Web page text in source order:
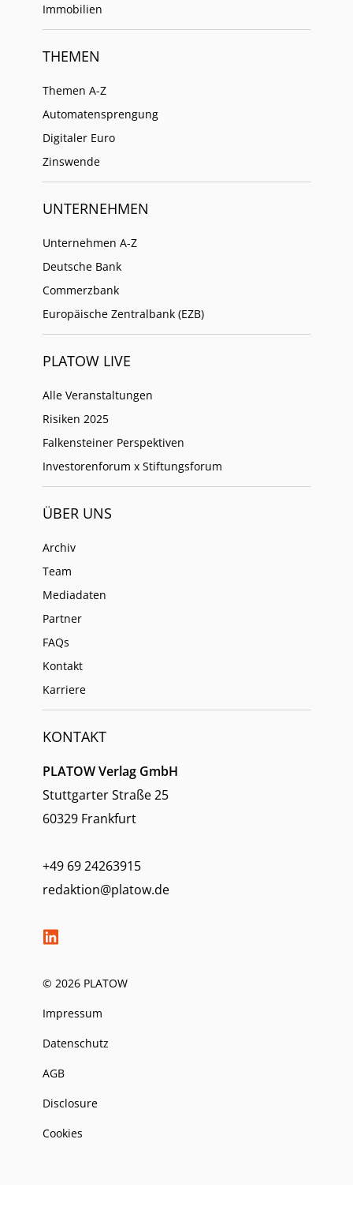
Immobilien
THEMEN
Themen A-Z
Automatensprengung
Digitaler Euro
Zinswende
UNTERNEHMEN
Unternehmen A-Z
Deutsche Bank
Commerzbank
Europäische Zentralbank (EZB)
PLATOW LIVE
Alle Veranstaltungen
Risiken 2025
Falkensteiner Perspektiven
Investorenforum x Stiftungsforum
ÜBER UNS
Archiv
Team
Mediadaten
Partner
FAQs
Kontakt
Karriere
KONTAKT
PLATOW Verlag GmbH
Stuttgarter Straße 25
60329 Frankfurt
+49 69 24263915
redaktion@platow.de
© 2026 PLATOW
Impressum
Datenschutz
AGB
Disclosure
Cookies